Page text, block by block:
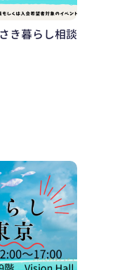
き暮らし相談